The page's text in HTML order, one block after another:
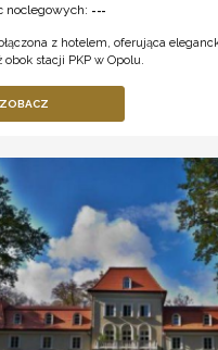
noclegowych: ---
z hotelem, oferująca
obok stacji PKP w Opolu.
ZOBACZ